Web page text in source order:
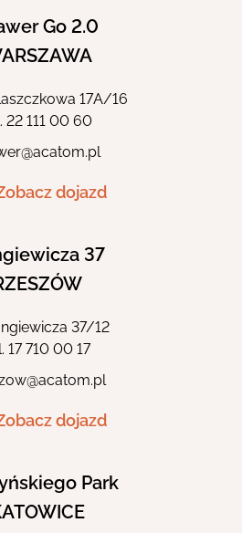
Go 2.0
17A/16
22 111 00 60
dojazd
37
37/12
17 710 00 17
dojazd
Park